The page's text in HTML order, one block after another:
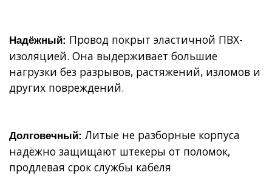
Надёжный: Провод покрыт эластичной ПВХ-
изоляцией. Она выдерживает большие
нагрузки без разрывов, растяжений, изломов и
других повреждений.
Долговечный:Литые не разборные корпуса
надёжно защищают штекеры от поломок,
продлевая срок службы кабеля